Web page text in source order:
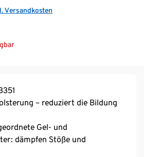
Versandkosten
– reduziert die Bildung
Gel- und
dämpfen Stöße und